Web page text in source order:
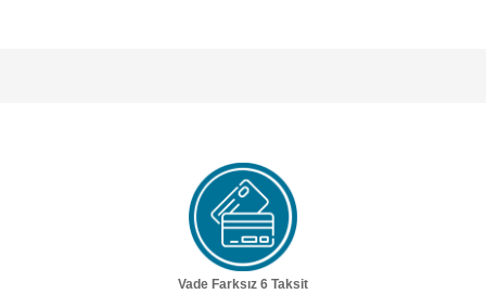
Vade Farksız 6 Taksit